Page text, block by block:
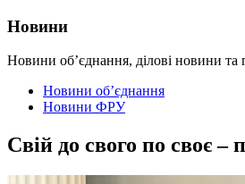
Новини
Новини об’єднання, ділові новини та
Новини об’єднання
Новини ФРУ
Свій до свого по своє –